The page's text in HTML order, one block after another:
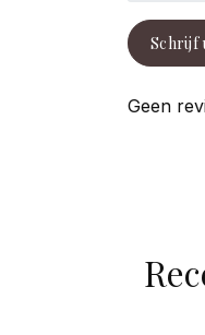
Schrijf
Geen